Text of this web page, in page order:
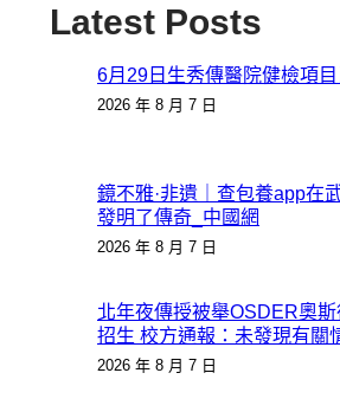
Latest Posts
6月29日生秀傳醫院健檢項
2026 年 8 月 7 日
鏡不雅·非遺｜查包養app在
發明了傳奇_中國網
2026 年 8 月 7 日
北年夜傳授被舉OSDER奧
招生 校方通報：未發現有關
2026 年 8 月 7 日